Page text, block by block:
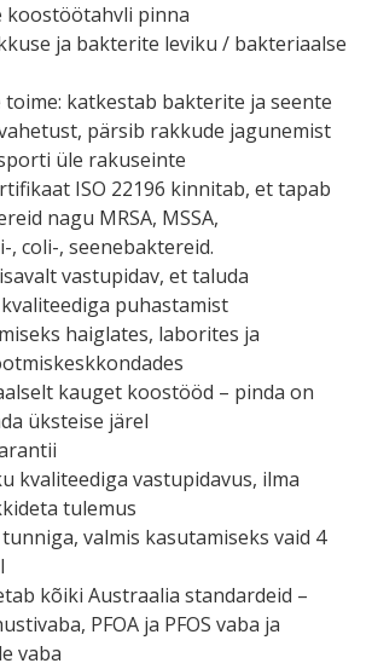
koostöötahvli pinna
ja bakterite leviku / bakteriaalse
toime: katkestab bakterite ja seente
pärsib rakkude jagunemist
üle rakuseinte
ISO 22196 kinnitab, et tapab
nagu MRSA, MSSA,
, coli-, seenebaktereid.
vastupidav, et taluda
puhastamist
haiglates, laborites ja
kauget koostööd – pinda on
üksteise järel
kvaliteediga vastupidavus, ilma
tulemus
valmis kasutamiseks vaid 4
kõiki Austraalia standardeid –
PFOA ja PFOS vaba ja
vaba